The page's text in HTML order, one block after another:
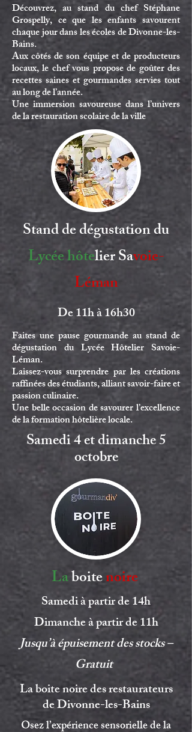
Découvrez, au stand du chef Stéphane
Grospelly, ce que les enfants savourent
chaque jour dans les écoles de Divonne-les-
Bains.
Aux côtés de son équipe et de producteurs
locaux, le chef vous propose de goûter des
recettes saines et gourmandes servies tout
au long de l’année.
Une immersion savoureuse dans l’univers
de la restauration scolaire de la ville
Stand de dégustation du
Lycée hôtelier Savoie-
Léman
De 11h à 16h30
Faites une pause gourmande au stand de
dégustation du Lycée Hôtelier Savoie-
Léman.
Laissez-vous surprendre par les créations
raffinées des étudiants, alliant savoir-faire et
passion culinaire.
Une belle occasion de savourer l’excellence
de la formation hôtelière locale.
Samedi 4 et dimanche 5
octobre
Laboitenoire
Samedi à partir de 14h
Dimanche à partir de 11h
Jusqu’àépuisement des stocks –
Gratuit
La boite noire des restaurateurs
de Divonne-les-Bains
Osez l’expérience sensorielle de la